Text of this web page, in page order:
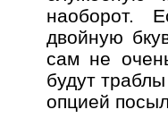
наоборот.
двойную
сам не
будут
опцией